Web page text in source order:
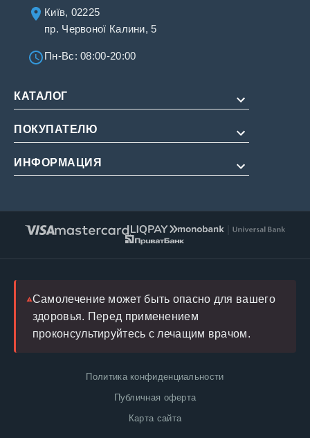
Київ, 02225
пр. Червоної Калини, 5
Пн-Вс: 08:00-20:00
КАТАЛОГ
Для потенции
Для продления
ПОКУПАТЕЛЮ
О нас
Условия обслуживания
ИНФОРМАЦИЯ
Инструкции
Врач
Самолечение может быть опасно для вашего
здоровья. Перед применением
проконсультируйтесь с лечащим врачом.
Политика конфиденциальности
Публичная оферта
Карта сайта